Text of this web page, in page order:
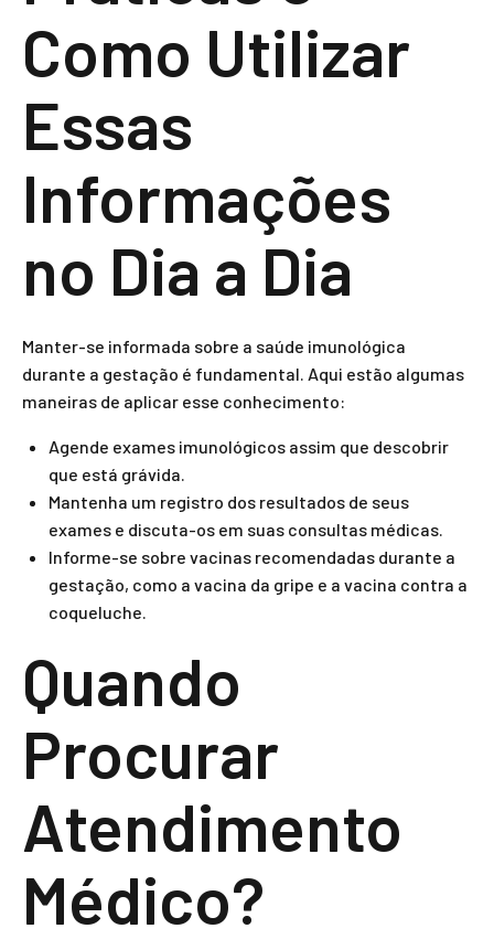
Como Utilizar
Essas
Informações
no Dia a Dia
Manter-se informada sobre a saúde imunológica
durante a gestação é fundamental. Aqui estão algumas
maneiras de aplicar esse conhecimento:
Agende exames imunológicos assim que descobrir
que está grávida.
Mantenha um registro dos resultados de seus
exames e discuta-os em suas consultas médicas.
Informe-se sobre vacinas recomendadas durante a
gestação, como a vacina da gripe e a vacina contra a
coqueluche.
Quando
Procurar
Atendimento
Médico?